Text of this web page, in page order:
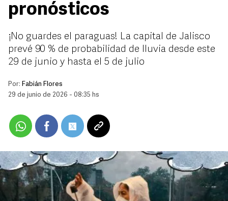
pronósticos
¡No guardes el paraguas! La capital de Jalisco
prevé 90 % de probabilidad de lluvia desde este
29 de junio y hasta el 5 de julio
Por: Fabián Flores
29 de junio de 2026 - 08:35 hs